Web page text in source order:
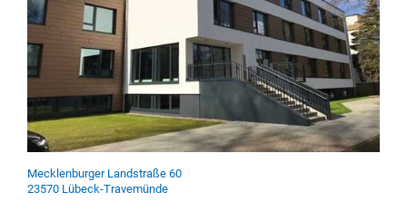
Mecklenburger Landstraße 60
23570 Lübeck-Travemünde